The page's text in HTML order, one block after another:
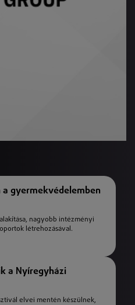
gyermekvédelemben
nagyobb intézményi
létrehozásával.
a Nyíregyházi
elvei mentén készülnek,